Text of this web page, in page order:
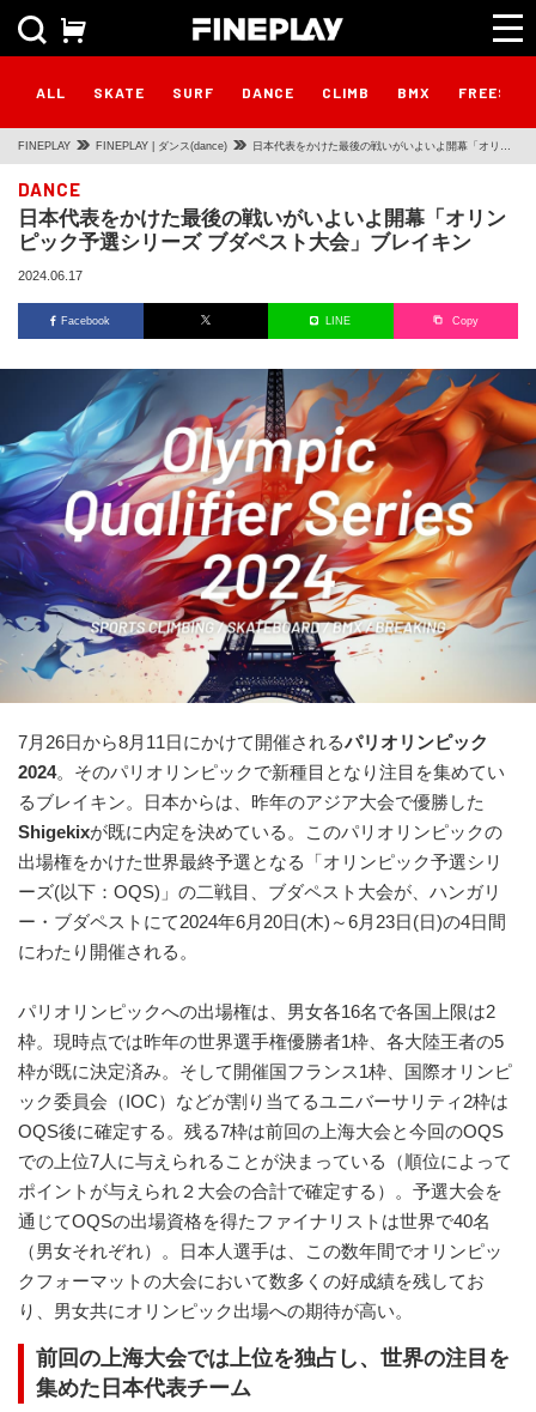
ALL SKATE SURF DANCE CLIMB BMX
FINEPLAY FINEPLAY | ダンス(dance) 日本代表をかけた最後の戦いがいよいよ開幕「オリン
DANCE
日本代表をかけた最後の戦いがいよいよ開幕「オリン
ピック予選シリーズ ブダペスト大会」ブレイキン
2024.06.17
Facebook LINE Copy
7月26日から8月11日にかけて開催されるパリオリンピック
2024。そのパリオリンピックで新種目となり注目を集めてい
るブレイキン。日本からは、昨年のアジア大会で優勝した
Shigekixが既に内定を決めている。このパリオリンピックの
出場権をかけた世界最終予選となる「オリンピック予選シリ
ーズ(以下：OQS)」の二戦目、ブダペスト大会が、ハンガリ
ー・ブダペストにて2024年6月20日(木)～6月23日(日)の4日間
にわたり開催される。
パリオリンピックへの出場権は、男女各16名で各国上限は2
枠。現時点では昨年の世界選手権優勝者1枠、各大陸王者の5
枠が既に決定済み。そして開催国フランス1枠、国際オリンピ
ック委員会（IOC）などが割り当てるユニバーサリティ2枠は
OQS後に確定する。残る7枠は前回の上海大会と今回のOQS
での上位7人に与えられることが決まっている（順位によって
ポイントが与えられ２大会の合計で確定する）。予選大会を
通じてOQSの出場資格を得たファイナリストは世界で40名
（男女それぞれ）。日本人選手は、この数年間でオリンピッ
クフォーマットの大会において数多くの好成績を残してお
り、男女共にオリンピック出場への期待が高い。
前回の上海大会では上位を独占し、世界の注目を
集めた日本代表チーム